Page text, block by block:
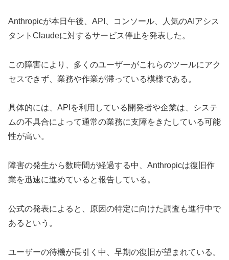
Anthropicが本日午後、API、コンソール、人気のAIアシス
タントClaudeに対するサービス停止を発表した。
この障害により、多くのユーザーがこれらのツールにアク
セスできず、業務や作業が滞っている模様である。
具体的には、APIを利用している開発者や企業は、システ
ムの不具合によって通常の業務に支障をきたしている可能
性が高い。
障害の発生から数時間が経過する中、Anthropicは復旧作
業を迅速に進めていると報告している。
公式の発表によると、原因の特定に向けた調査も進行中で
あるという。
ユーザーの待機が長引く中、早期の復旧が望まれている。